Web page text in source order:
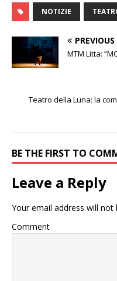
NOTIZIE
PREVIOUS
MTM Litta:
Teatro della Luna: la
BE THE FIRST TO
Leave a Reply
Your email address will not
Comment